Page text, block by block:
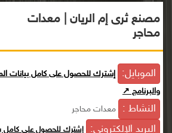
مصنع ثرى إم الريان | معدات
محاجر
الموبايل: إشترك للحصول على كامل بيانات
والبرنامج ↗
النشاط : معدات محاجر
البريد الإلكترونى: إشترك للحصول على كامل